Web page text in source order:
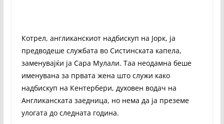
Котрел, англиканскиот надбискуп на Јорк, ја
предводеше службата во Систинската капела,
заменувајќи ја Сара Мулали. Таа неодамна беше
именувана за првата жена што служи како
надбискуп на Кентербери, духовен водач на
Англиканската заедница, но нема да ја преземе
улогата до следната година.